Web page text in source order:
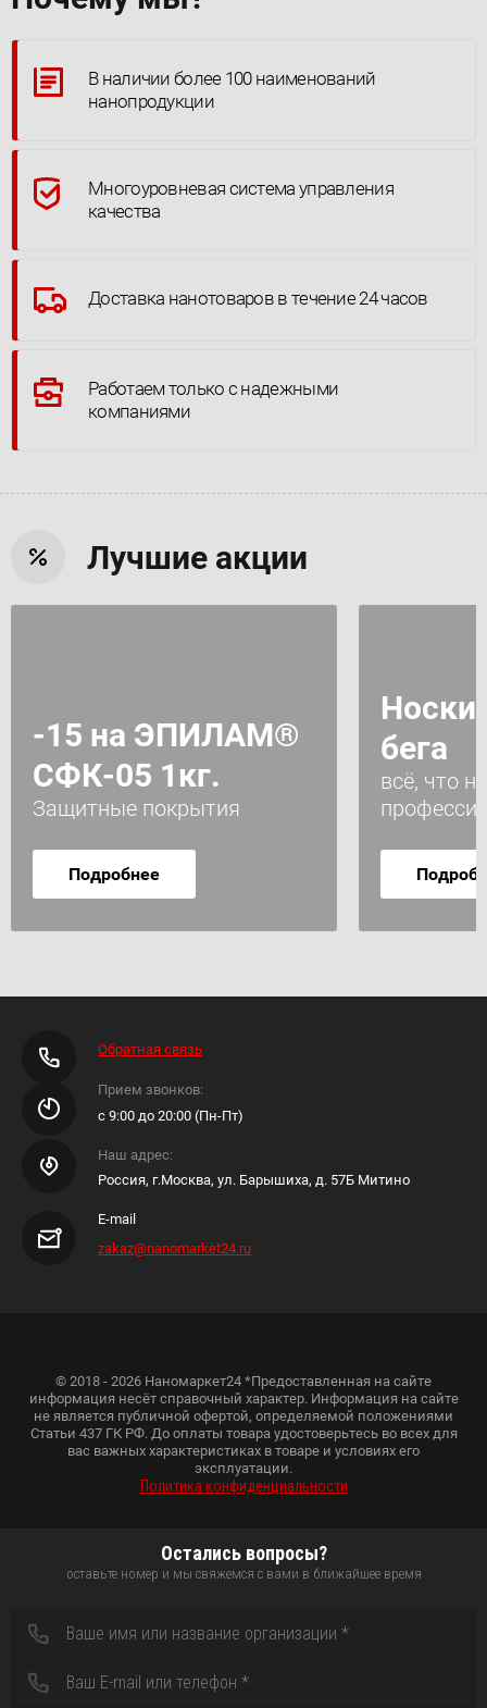
В наличии более 100 наименований
нанопродукции
Многоуровневая система управления
качества
Доставка нанотоваров в течение 24 часов
Работаем только с надежными
компаниями
Лучшие акции
-15 на ЭПИЛАМ®
СФК-05 1кг.
Защитные покрытия
Подробнее
Носки
бега
всё, что
Обратная связь
Прием звонков:
с 9:00 до 20:00 (Пн-Пт)
Наш адрес:
Россия, г.Москва, ул. Барышиха, д. 57Б Митино
E-mail
zakaz@nanomarket24.ru
© 2018 - 2026 Наномаркет24 *Предоставленная на сайте
информация несёт справочный характер. Информация на сайте
не является публичной офертой, определяемой положениями
Статьи 437 ГК РФ. До оплаты товара удостоверьтесь во всех для
вас важных характеристиках в товаре и условиях его
эксплуатации.
Политика конфиденциальности
Остались вопросы?
оставьте номер и мы свяжемся с вами в ближайшее время